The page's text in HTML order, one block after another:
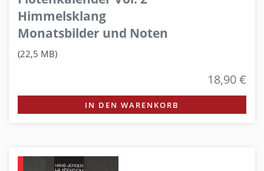
Himmelsklang
Monatsbilder und Noten
(22,5 MB)
18,90 €
IN DEN WARENKORB